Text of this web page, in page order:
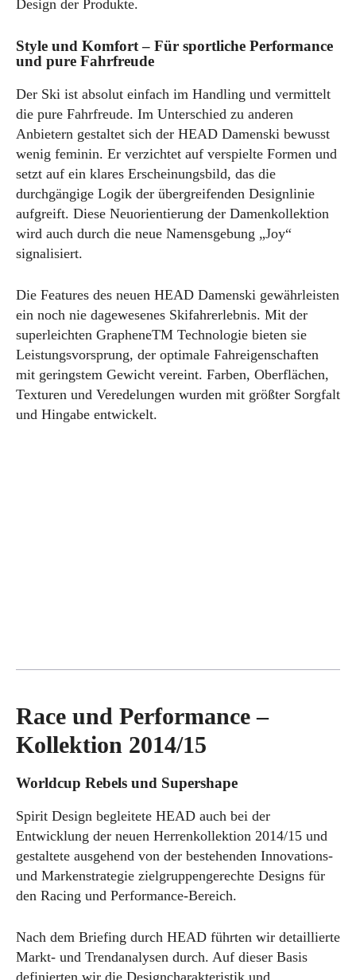
Design der Produkte.
Style und Komfort – Für sportliche Performance
und pure Fahrfreude
Der Ski ist absolut einfach im Handling und vermittelt
die pure Fahrfreude. Im Unterschied zu anderen
Anbietern gestaltet sich der HEAD Damenski bewusst
wenig feminin. Er verzichtet auf verspielte Formen und
setzt auf ein klares Erscheinungsbild, das die
durchgängige Logik der übergreifenden Designlinie
aufgreift. Diese Neuorientierung der Damenkollektion
wird auch durch die neue Namensgebung „Joy“
signalisiert.
Die Features des neuen HEAD Damenski gewährleisten
ein noch nie dagewesenes Skifahrerlebnis. Mit der
superleichten GrapheneTM Technologie bieten sie
Leistungsvorsprung, der optimale Fahreigenschaften
mit geringstem Gewicht vereint. Farben, Oberflächen,
Texturen und Veredelungen wurden mit größter Sorgfalt
und Hingabe entwickelt.
Race und Performance –
Kollektion 2014/15
Worldcup Rebels und Supershape
Spirit Design begleitete HEAD auch bei der
Entwicklung der neuen Herrenkollektion 2014/15 und
gestaltete ausgehend von der bestehenden Innovations-
und Markenstrategie zielgruppengerechte Designs für
den Racing und Performance-Bereich.
Nach dem Briefing durch HEAD führten wir detaillierte
Markt- und Trendanalysen durch. Auf dieser Basis
definierten wir die Designcharakteristik und